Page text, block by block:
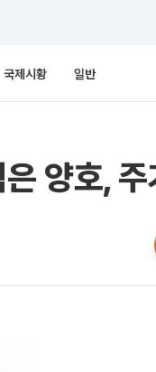
국제시황 일반
양호, 주